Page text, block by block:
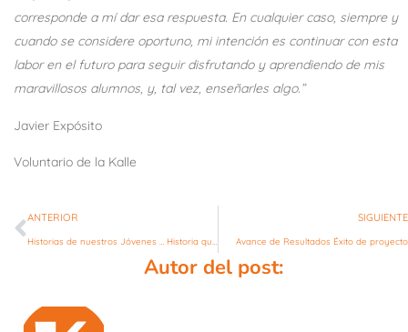
corresponde a mí dar esa respuesta. En cualquier caso, siempre y
cuando se considere oportuno, mi intención es continuar con esta
labor en el futuro para seguir disfrutando y aprendiendo de mis
maravillosos alumnos, y, tal vez, enseñarles algo.”
Javier Expósito
Voluntario de la Kalle
ANTERIOR SIGUIENTE
Avance de Resultados Éxito de proyecto
Autor del post: